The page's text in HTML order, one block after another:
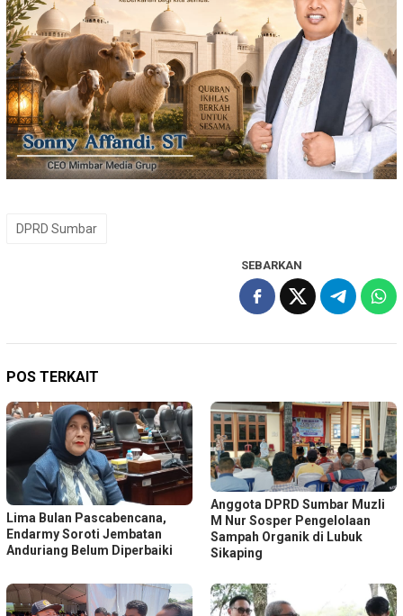
DPRD Sumbar
SEBARKAN
POS TERKAIT
Lima Bulan Pascabencana,
Endarmy Soroti Jembatan
Anduriang Belum Diperbaiki
Anggota DPRD Sumbar Muzli
M Nur Sosper Pengelolaan
Sampah Organik di Lubuk
Sikaping